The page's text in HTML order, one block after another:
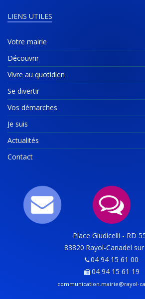
LIENS UTILES
Votre mairie
Découvrir
Vivre au quotidien
Se divertir
Vos démarches
Je suis
Actualités
Contact
Place Giudicelli - RD
83820 Rayol-Canadel
04 94 15 61 00
04 94 15 61 19
communication.mairie@rayol-